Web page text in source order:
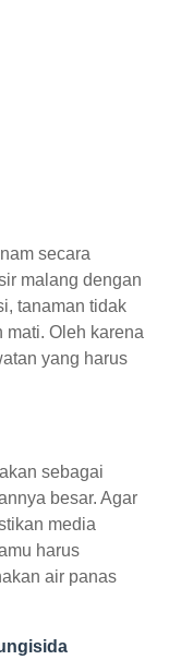
secara
malang dengan
tanaman tidak
mati. Oleh karena
yang harus
sebagai
besar. Agar
media
harus
air panas